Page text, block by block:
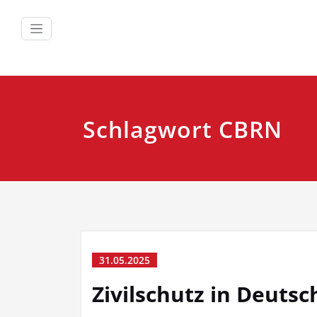
springen
Schlagwort CBRN
31.05.2025
Zivilschutz in